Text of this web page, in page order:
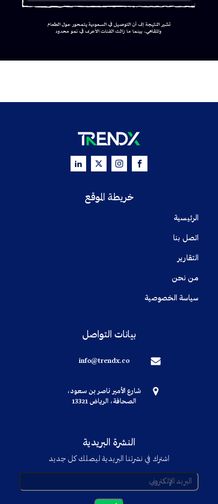
تشير النتيجة إلى أن التوصيل في السعودية يتمحور حول الطعام
والمقاهي، بينما ما زالت الفئات الأخرى في نمو محدود
خريطة الموقع
الرئيسية
اتصل بنا
التقارير
من نحن
سياسة الخصوصية
بيانات التواصل
info@trendx.co
شارع الأمير ناصر بن سعود،
الصحافة، الرياض 13321
النشرة البريدية
اشترك في نشرتنا البريدية ليصلك كل جديد